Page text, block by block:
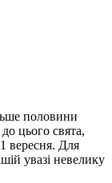
половини
цього свята,
вересня. Для
увазі невелику